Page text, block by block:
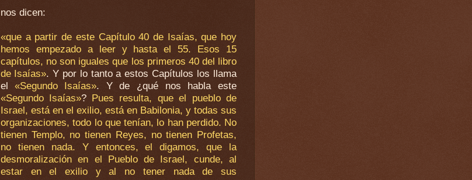
nos dicen:
«que a partir de este Capítulo 40 de Isaías, que hoy
hemos empezado a leer y hasta el 55. Esos 15
capítulos, no son iguales que los primeros 40 del libro
de Isaías». Y por lo tanto a estos Capítulos los llama
el «Segundo Isaías». Y de ¿qué nos habla este
«Segundo Isaías»? Pues resulta, que el pueblo de
Israel, está en el exilio, está en Babilonia, y todas sus
organizaciones, todo lo que tenían, lo han perdido. No
tienen Templo, no tienen Reyes, no tienen Profetas,
no tienen nada. Y entonces, el digamos, que la
desmoralización en el Pueblo de Israel, cunde, al
estar en el exilio y al no tener nada de sus